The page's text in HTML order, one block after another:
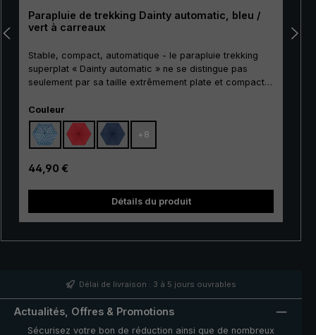
Parapluie de trekking Dainty automatic, bleu /
vert à carreaux
Stable, compact, automatique - le parapluie trekking
superplat « Dainty automatic » ne se distingue pas
seulement par sa taille extrêmement plate et compacte.
rupture ainsi que ses griffes stables en métal et en fibre
de verre rendent le « Dainty automatic » extrêmement
résistant. Grâce à son mécanisme
d'ouverture/fermeture automatique pratique, ce
parapluie de poche est de plus très facile à utiliser. Il
suffit d'appuyer sur un bouton pour ouvrir et refermer la
couverture du parapluie très rapidement en cas
d'averse qui s'annonce.
Sélectionnez
Couleur
+ 8
Prix régulier :
44,90 €
Détails du produit
Délai de livraison : 3 à 5 jours ouvrables
Actualités, Offres & Promotions
Sécurisez votre bon de réduction ainsi que de nombreux